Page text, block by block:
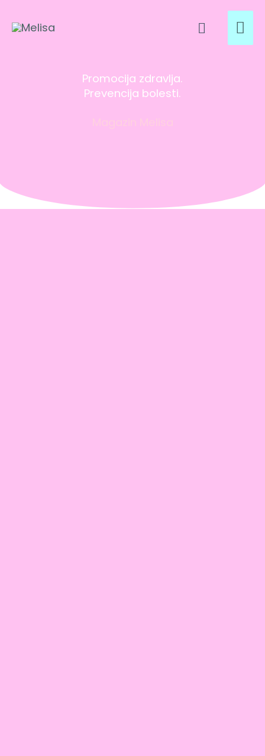
Search
Promocija zdravlja.
Prevencija bolesti.